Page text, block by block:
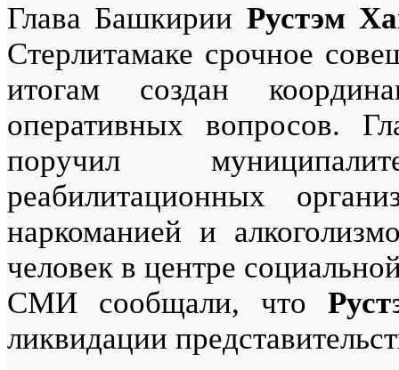
Глава Башкирии Рустэм
Стерлитамаке срочное
итогам создан
оперативных вопросов.
поручил
реабилитационных
наркоманией и
человек в центре
СМИ сообщали, что
ликвидации